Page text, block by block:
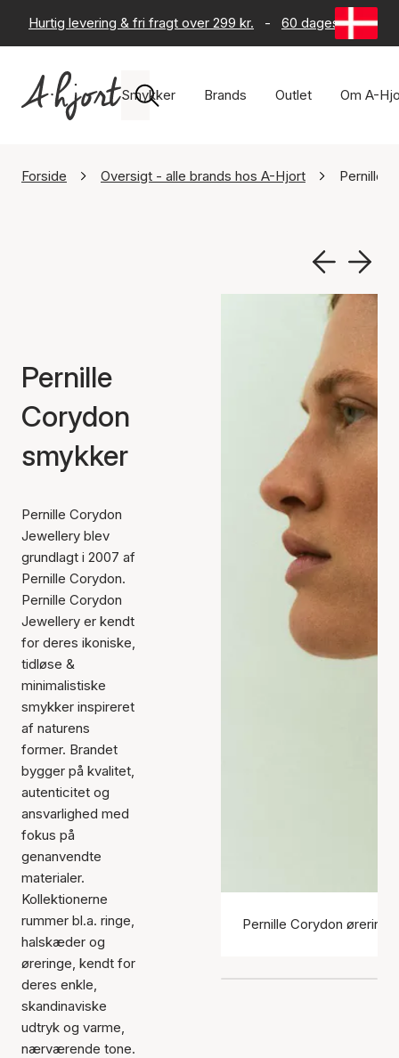
Hurtig levering & fri fragt over 299 kr. - 60 dages returret
Smykker Brands Outlet Om A-
Forside Oversigt - alle brands hos A-Hjort Pernille
Pernille
Corydon
smykker
Pernille Corydon
Jewellery blev
grundlagt i 2007 af
Pernille Corydon.
Pernille Corydon
Jewellery er kendt
for deres ikoniske,
tidløse &
minimalistiske
smykker inspireret
af naturens
former. Brandet
bygger på kvalitet,
autenticitet og
ansvarlighed med
fokus på
genanvendte
materialer.
Kollektionerne
rummer bl.a. ringe,
halskæder og
øreringe, kendt for
deres enkle,
skandinaviske
udtryk og varme,
nærværende tone.
Pernille Corydon øreringe